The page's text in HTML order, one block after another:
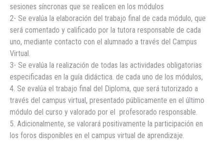
sesiones síncronas que se realicen en los módulos
2- Se evalúa la elaboración del trabajo final de cada módulo, que
será comentado y calificado por la tutora responsable de cada
uno, mediante contacto con el alumnado a través del Campus
Virtual.
3- Se evalúa la realización de todas las actividades obligatorias
especificadas en la guía didáctica. de cada uno de los módulos,
4. Se evalúa el trabajo final del Diploma, que será tutorizado a
través del campus virtual, presentado públicamente en el último
módulo del curso y valorado por el profesorado responsable.
5. Adicionalmente, se valorará positivamente la participación en
los foros disponibles en el campus virtual de aprendizaje.